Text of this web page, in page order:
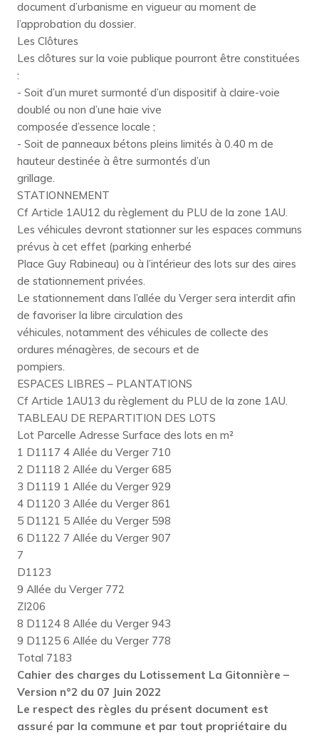
document d’urbanisme en vigueur au moment de
l’approbation du dossier.
Les Clôtures
Les clôtures sur la voie publique pourront être constituées
:
- Soit d’un muret surmonté d’un dispositif à claire-voie
doublé ou non d’une haie vive
composée d’essence locale ;
- Soit de panneaux bétons pleins limités à 0.40 m de
hauteur destinée à être surmontés d’un
grillage.
STATIONNEMENT
Cf Article 1AU12 du règlement du PLU de la zone 1AU.
Les véhicules devront stationner sur les espaces communs
prévus à cet effet (parking enherbé
Place Guy Rabineau) ou à l’intérieur des lots sur des aires
de stationnement privées.
Le stationnement dans l’allée du Verger sera interdit afin
de favoriser la libre circulation des
véhicules, notamment des véhicules de collecte des
ordures ménagères, de secours et de
pompiers.
ESPACES LIBRES – PLANTATIONS
Cf Article 1AU13 du règlement du PLU de la zone 1AU.
TABLEAU DE REPARTITION DES LOTS
Lot Parcelle Adresse Surface des lots en m²
1 D1117 4 Allée du Verger 710
2 D1118 2 Allée du Verger 685
3 D1119 1 Allée du Verger 929
4 D1120 3 Allée du Verger 861
5 D1121 5 Allée du Verger 598
6 D1122 7 Allée du Verger 907
7
D1123
9 Allée du Verger 772
ZI206
8 D1124 8 Allée du Verger 943
9 D1125 6 Allée du Verger 778
Total 7183
Cahier des charges du Lotissement La Gitonnière –
Version n°2 du 07 Juin 2022
Le respect des règles du présent document est
assuré par la commune et par tout propriétaire du